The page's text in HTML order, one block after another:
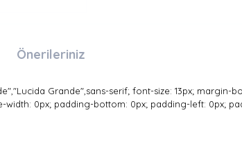
Önerileriniz
Grande",sans-serif; font-size: 13px; margin-
0px; padding-bottom: 0px; padding-left: 0px;